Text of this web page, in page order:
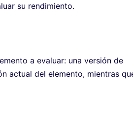
su rendimiento.
a evaluar: una versión de
actual del elemento, mientras